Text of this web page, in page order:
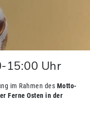
-15:00 Uhr
im Rahmen des Motto-
Ferne Osten in der